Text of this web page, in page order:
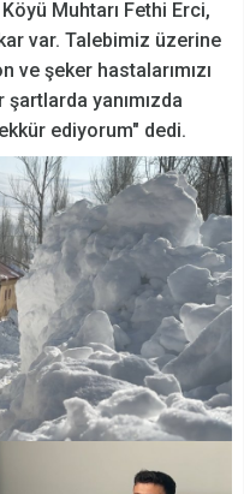
Muhtarı Fethi Erci,
var. Talebimiz üzerine
ve şeker hastalarımızı
yanımızda
ediyorum" dedi.